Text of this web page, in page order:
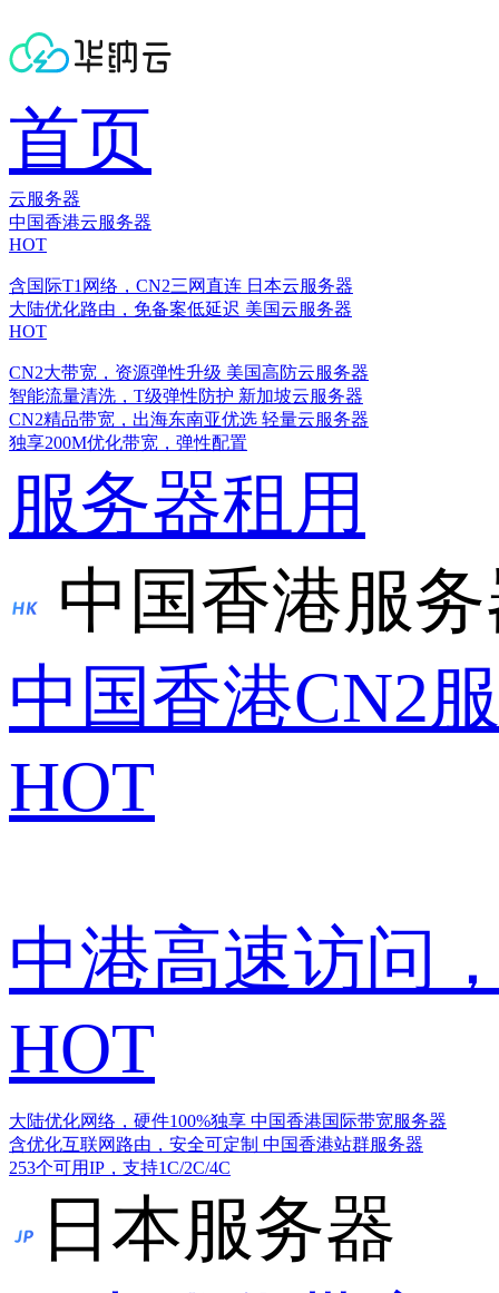
首页
云服务器
中国香港云服务器
HOT
含国际T1网络，CN2三网直连 日本云服务器
大陆优化路由，免备案低延迟 美国云服务器
HOT
CN2大带宽，资源弹性升级 美国高防云服务器
智能流量清洗，T级弹性防护 新加坡云服务器
CN2精品带宽，出海东南亚优选 轻量云服务器
独享200M优化带宽，弹性配置
服务器租用
中国香港服
中国香港CN2
HOT
中港高速访问
HOT
大陆优化网络，硬件100%独享 中国香港国际带宽服务器
含优化互联网路由，安全可定制 中国香港站群服务器
253个可用IP，支持1C/2C/4C
日本服务器